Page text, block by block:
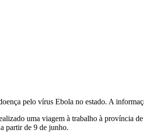
pelo vírus Ebola no estado. A
uma viagem à trabalho à província
partir de 9 de junho.